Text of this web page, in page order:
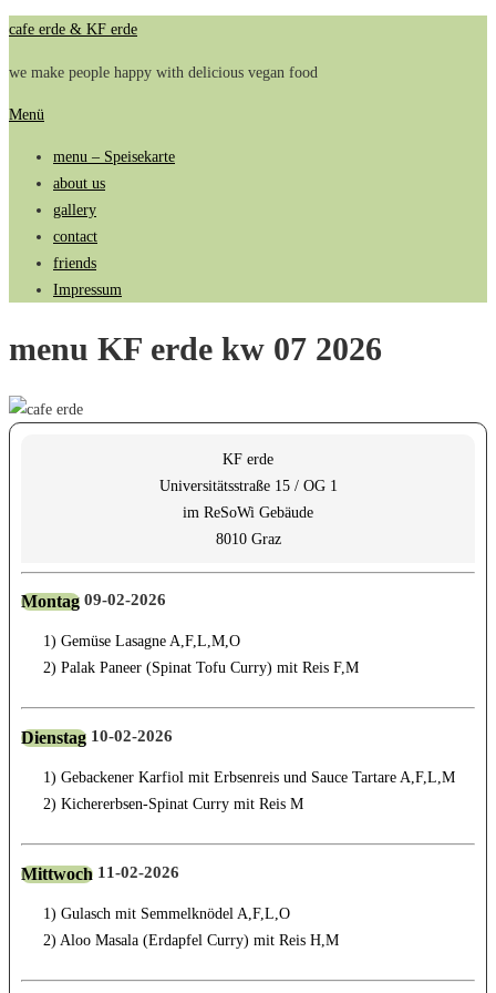
Zum
springen
cafe erde & KF erde
we make people happy with delicious vegan food
Menü
menu – Speisekarte
about us
gallery
contact
friends
Impressum
menu KF erde kw 07 2026
KF erde
Universitätsstraße 15 / OG 1
im ReSoWi Gebäude
8010 Graz
Montag 09-02-2026
1) Gemüse Lasagne A,F,L,M,O
2) Palak Paneer (Spinat Tofu Curry) mit Reis F,M
Dienstag 10-02-2026
1) Gebackener Karfiol mit Erbsenreis und Sauce Tartare A,F,L,M
2) Kichererbsen-Spinat Curry mit Reis M
Mittwoch 11-02-2026
1) Gulasch mit Semmelknödel A,F,L,O
2) Aloo Masala (Erdapfel Curry) mit Reis H,M